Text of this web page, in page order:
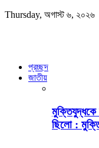
Thursday, অগাস্ট ৬, ২০২৬
প্রচ্ছদ
জাতীয়
মুক্তিযুদ্ধকে
ছিলো :